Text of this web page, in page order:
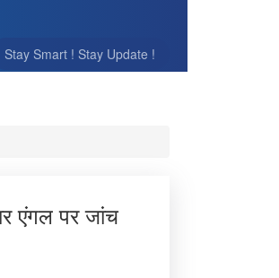
Stay Smart ! Stay Update !
एंगल पर जांच